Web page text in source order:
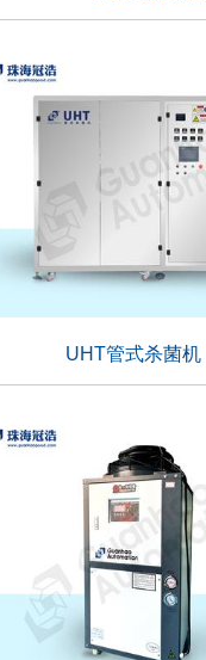
适用行业：
适用行业：
UHT管式杀菌机